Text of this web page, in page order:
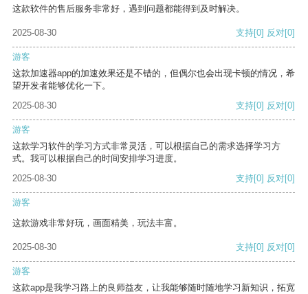
这款软件的售后服务非常好，遇到问题都能得到及时解决。
2025-08-30 支持[0] 反对[0]
游客
这款加速器app的加速效果还是不错的，但偶尔也会出现卡顿的情况，希
望开发者能够优化一下。
2025-08-30
支持[0] 反对[0]
游客
这款学习软件的学习方式非常灵活，可以根据自己的需求选择学习方
式。我可以根据自己的时间安排学习进度。
2025-08-30
支持[0] 反对[0]
游客
这款游戏非常好玩，画面精美，玩法丰富。
2025-08-30 支持[0] 反对[0]
游客
这款app是我学习路上的良师益友，让我能够随时随地学习新知识，拓宽